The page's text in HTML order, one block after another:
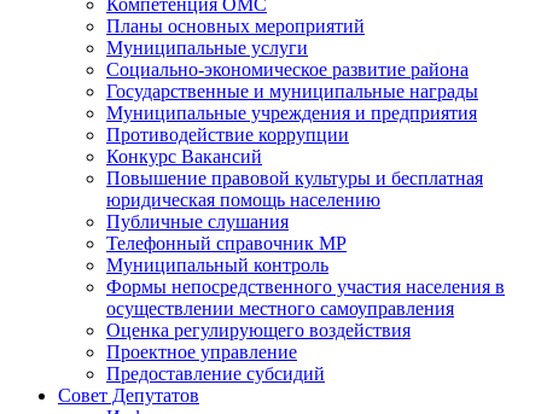
Компетенция ОМС
Планы основных мероприятий
Муниципальные услуги
Социально-экономическое развитие района
Государственные и муниципальные награды
Муниципальные учреждения и предприятия
Противодействие коррупции
Конкурс Вакансий
Повышение правовой культуры и бесплатная
юридическая помощь населению
Публичные слушания
Телефонный справочник МР
Муниципальный контроль
Формы непосредственного участия населения в
осуществлении местного самоуправления
Оценка регулирующего воздействия
Проектное управление
Предоставление субсидий
Совет Депутатов